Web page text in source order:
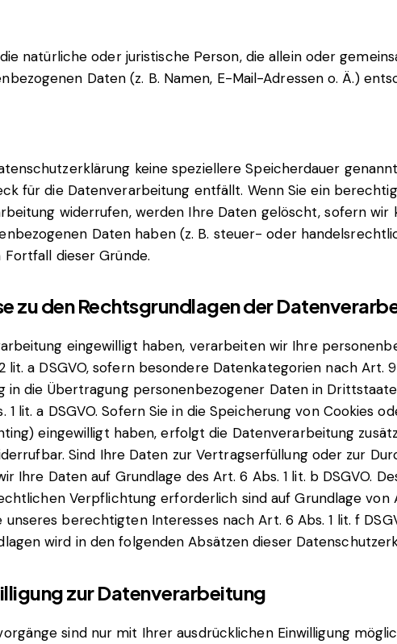
natürliche oder juristische Person, die allein oder
Daten (z. B. Namen, E-Mail-Adressen o. Ä.)
keine speziellere Speicherdauer
für die Datenverarbeitung entfällt. Wenn Sie ein
widerrufen, werden Ihre Daten gelöscht, sofern
Daten haben (z. B. steuer- oder
dieser Gründe.
zu den Rechtsgrundlagen der
eingewilligt haben, verarbeiten wir Ihre
lit. a DSGVO, sofern besondere Datenkategorien nach Art.
in die Übertragung personenbezogener Daten in
1 lit. a DSGVO. Sofern Sie in die Speicherung von Cookies
eingewilligt haben, erfolgt die Datenverarbeitung
Sind Ihre Daten zur Vertragserfüllung oder zur
Ihre Daten auf Grundlage des Art. 6 Abs. 1 lit. b DSGVO.
Verpflichtung erforderlich sind auf Grundlage von
berechtigten Interesses nach Art. 6 Abs. 1 lit. f
wird in den folgenden Absätzen dieser
zur Datenverarbeitung
sind nur mit Ihrer ausdrücklichen Einwilligung